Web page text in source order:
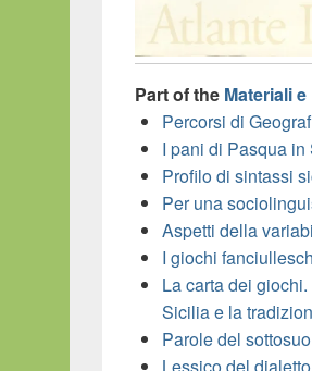
Part of the Materiali
Percorsi di
I pani di Pasqua
Profilo di sintassi
Per una
Aspetti della
I giochi
La carta dei
Sicilia e la
Parole del
Lessico del